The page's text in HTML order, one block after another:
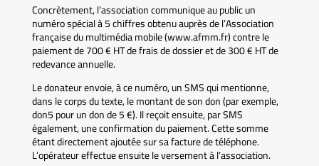
Concrètement, l’association communique au public un
numéro spécial à 5 chiffres obtenu auprès de l’Association
française du multimédia mobile (www.afmm.fr) contre le
paiement de 700 € HT de frais de dossier et de 300 € HT de
redevance annuelle.
Le donateur envoie, à ce numéro, un SMS qui mentionne,
dans le corps du texte, le montant de son don (par exemple,
don5 pour un don de 5 €). Il reçoit ensuite, par SMS
également, une confirmation du paiement. Cette somme
étant directement ajoutée sur sa facture de téléphone.
L’opérateur effectue ensuite le versement à l’association.